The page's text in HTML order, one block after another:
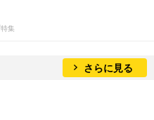
集
さらに見る